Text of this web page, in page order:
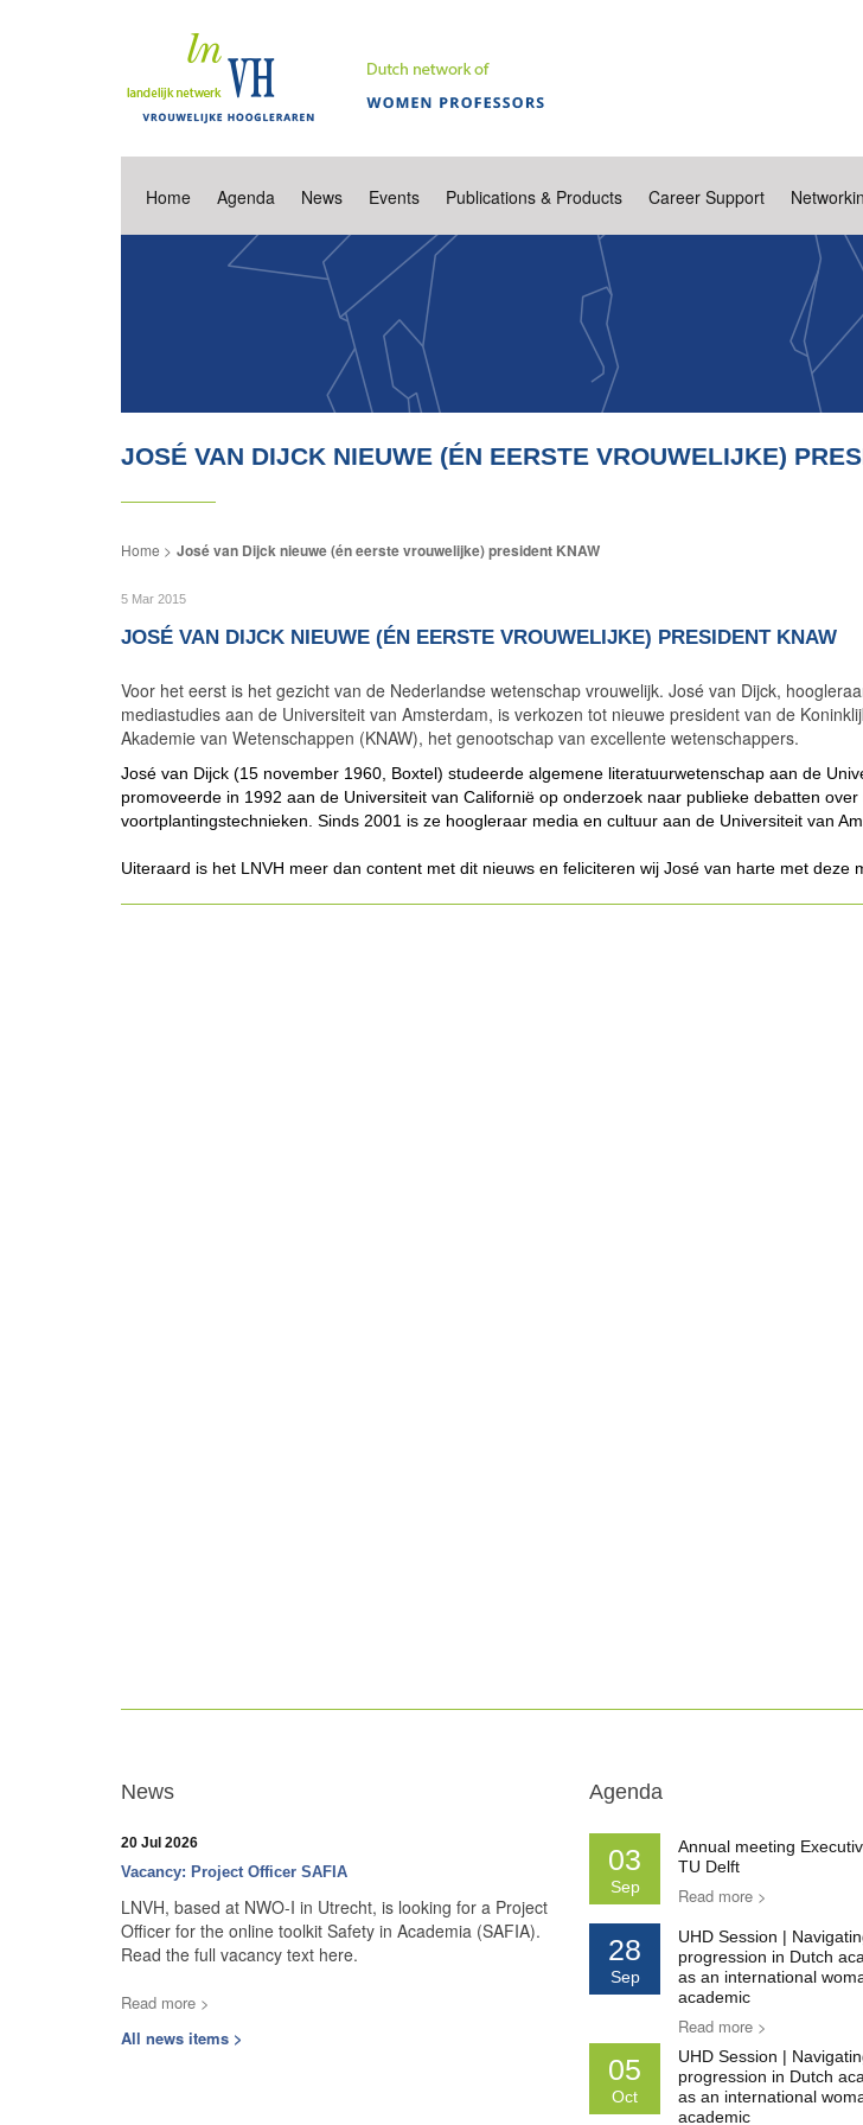
Home Agenda News Events Publications & Products Career Support
JOSÉ VAN DIJCK NIEUWE (ÉN EERSTE VROUWELIJKE)
José van Dijck nieuwe (én eerste vrouwelijke) president KNAW
5 Mar 2015
JOSÉ VAN DIJCK NIEUWE (ÉN EERSTE VROUWELIJKE) PRESIDENT KNAW
Voor het eerst is het gezicht van de Nederlandse wetenschap vrouwelijk. José van Dijck,
mediastudies aan de Universiteit van Amsterdam, is verkozen tot nieuwe president van de
Akademie van Wetenschappen (KNAW), het genootschap van excellente wetenschappers.
José van Dijck (15 november 1960, Boxtel) studeerde algemene literatuurwetenschap aan de
promoveerde in 1992 aan de Universiteit van Californië op onderzoek naar publieke debatten over
voortplantingstechnieken. Sinds 2001 is ze hoogleraar media en cultuur aan de Universiteit van
Uiteraard is het LNVH meer dan content met dit nieuws en feliciteren wij José van harte met deze
News
20 Jul 2026
Vacancy: Project Officer SAFIA
LNVH, based at NWO-I in Utrecht, is looking for a Project
Officer for the online toolkit Safety in Academia (SAFIA).
Read the full vacancy text here.
Read more >
All news items >
Agenda
03
Sep
Annual meeting
TU Delft
Read more >
28
Sep
UHD Session |
progression in Dutch
as an international
academic
Read more >
05
Oct
UHD Session |
progression in Dutch
as an international
academic